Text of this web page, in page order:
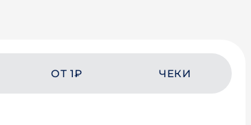
ОТ 1₽ ЧЕКИ